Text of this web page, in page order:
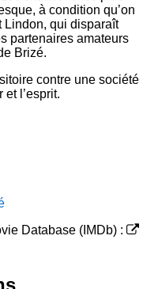
à condition qu’on
Lindon, qui disparaît
partenaires amateurs
Brizé.
contre une société
l’esprit.
Database (IMDb) :